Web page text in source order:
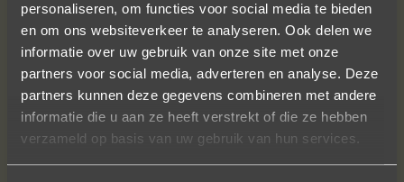
personaliseren, om functies voor social media te bieden
en om ons websiteverkeer te analyseren. Ook delen we
informatie over uw gebruik van onze site met onze
partners voor social media, adverteren en analyse. Deze
partners kunnen deze gegevens combineren met andere
informatie die u aan ze heeft verstrekt of die ze hebben
verzameld op basis van uw gebruik van hun services.
A+ voor ontwerp, klantenservice.
Bedankt voor al je inspanningen en